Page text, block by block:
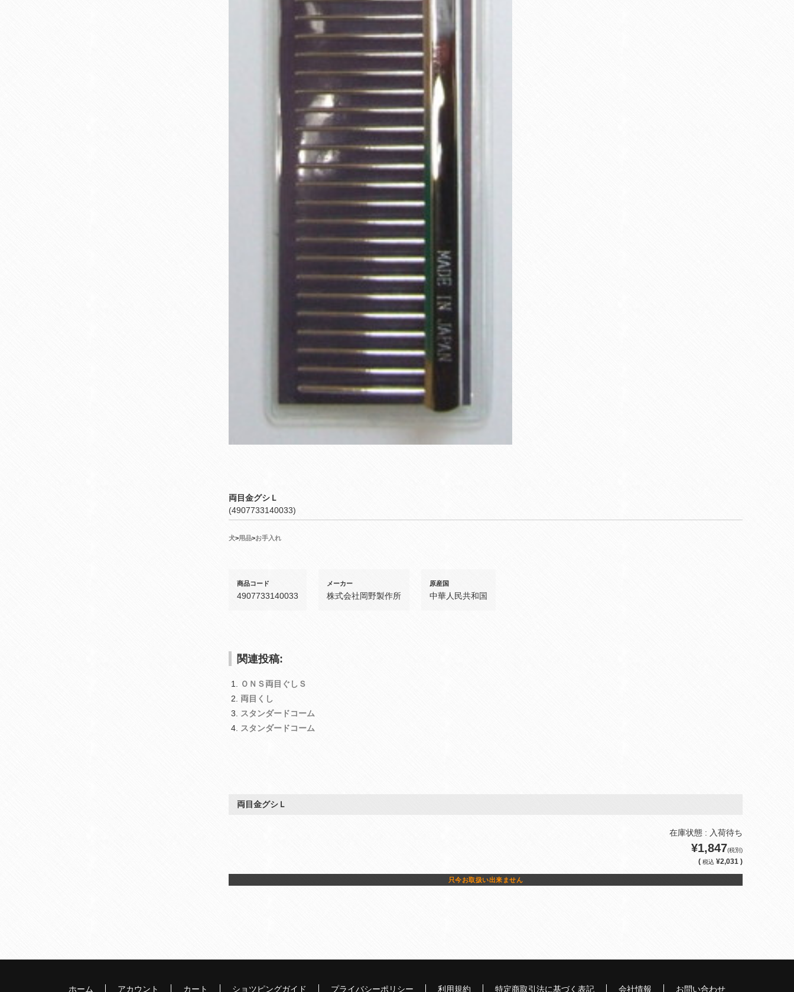
両目金グシＬ
(4907733140033)
犬>用品>お手入れ
商品コード
4907733140033
メーカー
株式会社岡野製作所
原産国
中華人民共和国
関連投稿:
ＯＮＳ両目ぐしＳ
両目くし
スタンダードコーム
スタンダードコーム
両目金グシＬ
在庫状態 : 入荷待ち
¥1,847(税別)
( 税込 ¥2,031 )
只今お取扱い出来ません
ホーム アカウント カート ショツピングガイド プライバシーポリシー 利用規約 特定商取引法に基づく表記 会社情報 お問い合わせ